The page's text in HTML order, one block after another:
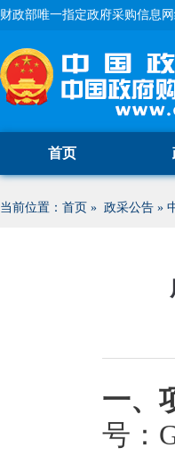
财政部唯一指定政府采购信息
首页
当前位置： 首页 » 政采公告 »
一、
号：